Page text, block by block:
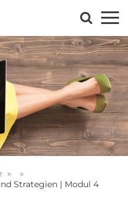
Strategien | Modul 4